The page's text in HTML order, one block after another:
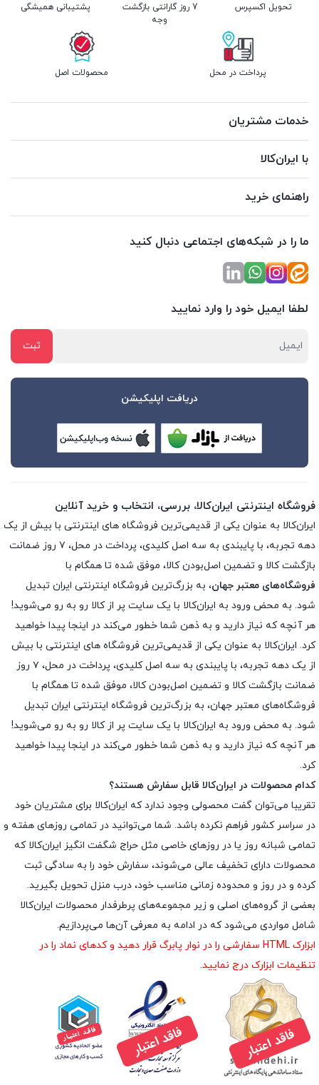
تحویل اکسپرس
7 روز گارانتی بازگشت
وجه
پشتیبانی همیشگی
پرداخت در محل محصولات اصل
خدمات مشتریان
با ایران‌کالا
راهنمای خرید
ما را در شبکه‌های اجتماعی دنبال کنید
لطفا ایمیل خود را وارد نمایید
دریافت اپلیکیشن
فروشگاه اینترنتی ایران‌کالا، بررسی، انتخاب و خرید آنلاین
ایران‌کالا به عنوان یکی از قدیمی‌ترین فروشگاه های اینترنتی با بیش از یک
دهه تجربه، با پایبندی به سه اصل کلیدی، پرداخت در محل، ۷ روز ضمانت
بازگشت کالا و تضمین اصل‌بودن کالا، موفق شده تا همگام با
فروشگاه‌های معتبر جهان، به بزرگ‌ترین فروشگاه اینترنتی ایران تبدیل
شود. به محض ورود به ایران‌کالا با یک سایت پر از کالا رو به رو می‌شوید!
هر آنچه که نیاز دارید و به ذهن شما خطور می‌کند در اینجا پیدا خواهید
کرد. ایران‌کالا به عنوان یکی از قدیمی‌ترین فروشگاه های اینترنتی با بیش
از یک دهه تجربه، با پایبندی به سه اصل کلیدی، پرداخت در محل، ۷ روز
ضمانت بازگشت کالا و تضمین اصل‌بودن کالا، موفق شده تا همگام با
فروشگاه‌های معتبر جهان، به بزرگ‌ترین فروشگاه اینترنتی ایران تبدیل
شود. به محض ورود به ایران‌کالا با یک سایت پر از کالا رو به رو می‌شوید!
هر آنچه که نیاز دارید و به ذهن شما خطور می‌کند در اینجا پیدا خواهید
کرد.
کدام محصولات در ایران‌کالا قابل سفارش هستند؟
تقریبا می‌توان گفت محصولی وجود ندارد که ایران‌کالا برای مشتریان خود
در سراسر کشور فراهم نکرده باشد. شما می‌توانید در تمامی روزهای هفته و
تمامی شبانه روز یا در روزهای خاصی مثل حراج شگفت انگیز ایران‌کالا که
محصولات دارای تخفیف عالی می‌شوند، سفارش خود را به سادگی ثبت
کرده و در روز و محدوده زمانی مناسب خود، درب منزل تحویل بگیرید.
بعضی از گروه‌های اصلی و زیر مجموعه‌های پرطرفدار محصولات ایران‌کالا
شامل مواردی می‌شود که در ادامه به معرفی آن‌ها می‌پردازیم.
ابزارک HTML سفارشی را در نوار پابرگ قرار دهید و کدهای نماد را در
تنظیمات ابزارک درج نمایید.